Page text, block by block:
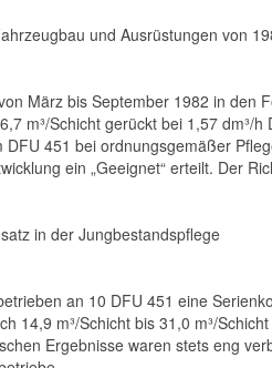
und Ausrüstungen von
März bis September 1982 in den
m³/Schicht gerückt bei 1,57 dm³/
451 bei ordnungsgemäßer
ein „Geeignet“ erteilt. Der
in der Jungbestandspflege
an 10 DFU 451 eine
14,9 m³/Schicht bis 31,0 m³/
Ergebnisse waren stets eng